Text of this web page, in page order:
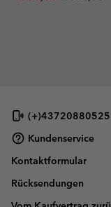
(+)43720880525
Kundenservice
Kontaktformular
Rücksendungen